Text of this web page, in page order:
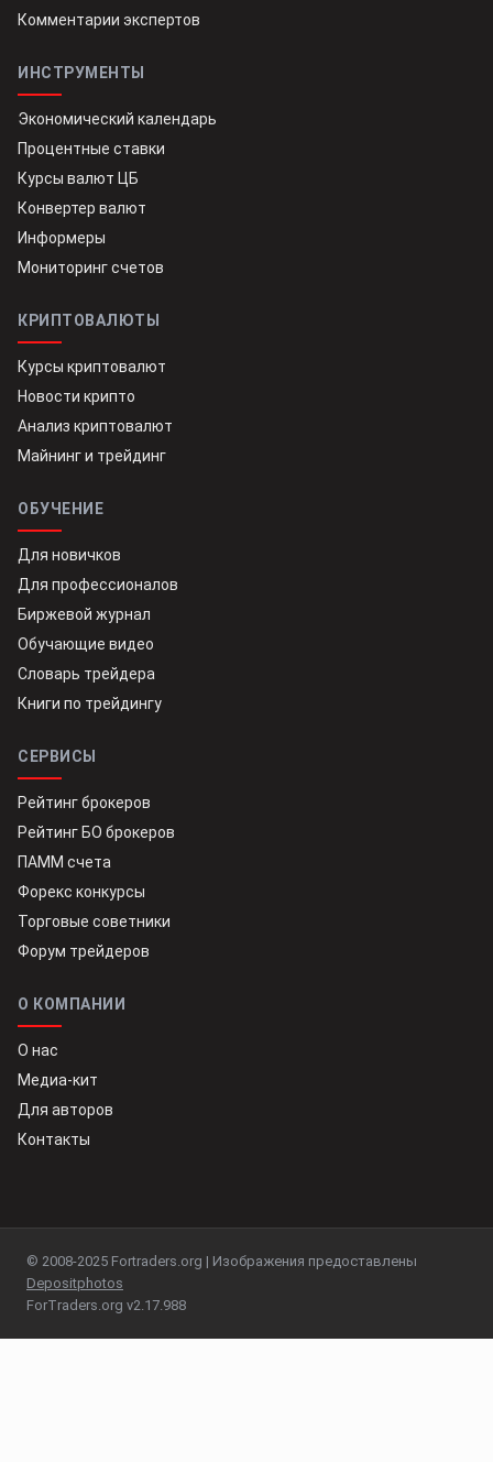
Комментарии экспертов
ИНСТРУМЕНТЫ
Экономический календарь
Процентные ставки
Курсы валют ЦБ
Конвертер валют
Информеры
Мониторинг счетов
КРИПТОВАЛЮТЫ
Курсы криптовалют
Новости крипто
Анализ криптовалют
Майнинг и трейдинг
ОБУЧЕНИЕ
Для новичков
Для профессионалов
Биржевой журнал
Обучающие видео
Словарь трейдера
Книги по трейдингу
СЕРВИСЫ
Рейтинг брокеров
Рейтинг БО брокеров
ПАММ счета
Форекс конкурсы
Торговые советники
Форум трейдеров
О КОМПАНИИ
О нас
Медиа-кит
Для авторов
Контакты
© 2008-2025 Fortraders.org | Изображения предоставлены
Depositphotos
ForTraders.org v2.17.988